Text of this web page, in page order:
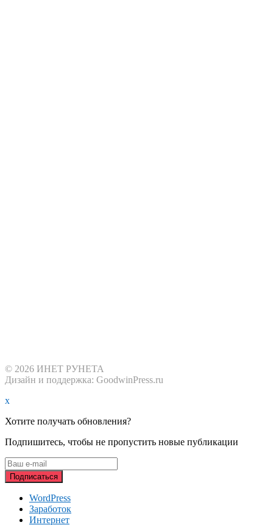
© 2026 ИНЕТ РУНЕТА
Дизайн и поддержка: GoodwinPress.ru
x
Хотите получать обновления?
Подпишитесь, чтобы не пропустить новые публикации
WordPress
Заработок
Интернет